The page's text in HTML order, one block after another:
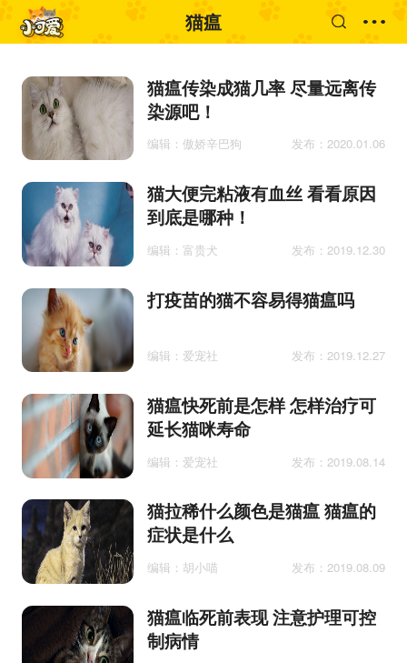
猫瘟
猫瘟传染成猫几率 尽量远离传
染源吧！
编辑：傲娇辛巴狗 发布：2020.01.06
猫大便完粘液有血丝 看看原因
到底是哪种！
编辑：富贵犬 发布：2019.12.30
打疫苗的猫不容易得猫瘟吗
编辑：爱宠社 发布：2019.12.27
猫瘟快死前是怎样 怎样治疗可
延长猫咪寿命
编辑：爱宠社 发布：2019.08.14
猫拉稀什么颜色是猫瘟 猫瘟的
症状是什么
编辑：胡小喵 发布：2019.08.09
猫瘟临死前表现 注意护理可控
制病情